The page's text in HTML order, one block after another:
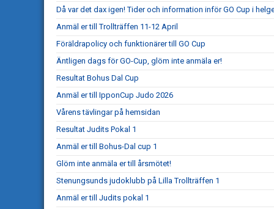
Då var det dax igen! Tider och information inför GO Cup i
Anmäl er till Trollträffen 11-12 April
Föräldrapolicy och funktionärer till GO Cup
Äntligen dags för GO-Cup, glöm inte anmäla er!
Resultat Bohus Dal Cup
Anmäl er till IpponCup Judo 2026
Vårens tävlingar på hemsidan
Resultat Judits Pokal 1
Anmäl er till Bohus-Dal cup 1
Glöm inte anmäla er till årsmötet!
Stenungsunds judoklubb på Lilla Trollträffen 1
Anmäl er till Judits pokal 1